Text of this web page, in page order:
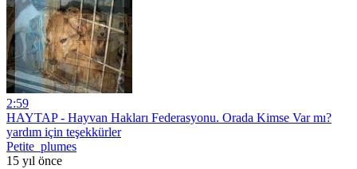
2:59
HAYTAP - Hayvan Hakları Federasyonu. Orada Kimse Var mı?
yardım için teşekkürler
Petite_plumes
15 yıl önce